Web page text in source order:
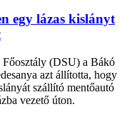
egy lázas kislányt
(DSU) a Bákó
azt állította, hogy
szállító mentőautó
vezető úton.